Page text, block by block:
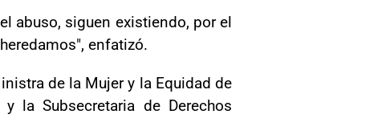
abuso, siguen existiendo, por el
enfatizó.
de la Mujer y la Equidad de
la Subsecretaria de Derechos